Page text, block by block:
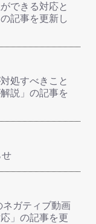
できる対応と
記事を更新し
処すべきこと
説」の記事を
せ
ネガティブ動画
」の記事を更